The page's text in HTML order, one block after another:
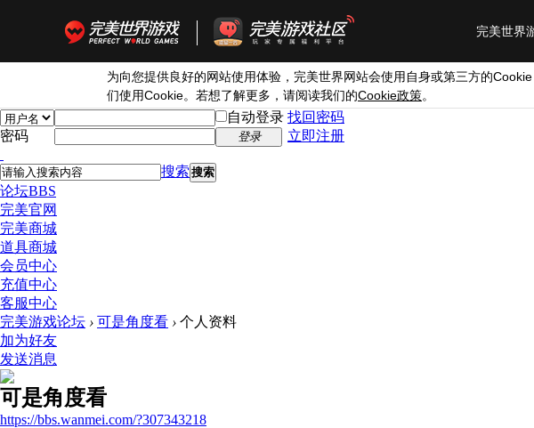
完美世界
为向您提供良好的网站使用体验，完美世界网站会使用自身或第三方的Cookie
们使用Cookie。若想了解更多，请阅读我们的Cookie政策。
自动登录 找回密码
密码
登录 立即注册
搜索 搜索
论坛BBS
完美官网
完美商城
道具商城
会员中心
充值中心
客服中心
完美游戏论坛 › 可是角度看 › 个人资料
加为好友
发送消息
可是角度看
https://bbs.wanmei.com/?307343218